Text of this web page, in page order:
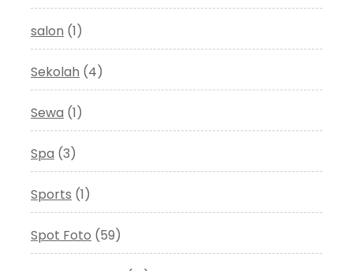
salon (1)
Sekolah (4)
Sewa (1)
Spa (3)
Sports (1)
Spot Foto (59)